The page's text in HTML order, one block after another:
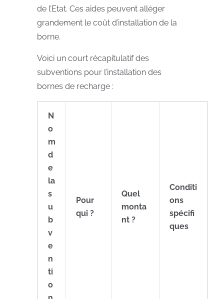
de l’Etat. Ces aides peuvent alléger
grandement le coût d’installation de la
borne.
Voici un court récapitulatif des
subventions pour l’installation des
bornes de recharge :
N
o
m
d
e
la
s
u
b
v
e
n
ti
o
Pour
qui ?
Quel
monta
nt ?
Conditi
ons
spécifi
ques